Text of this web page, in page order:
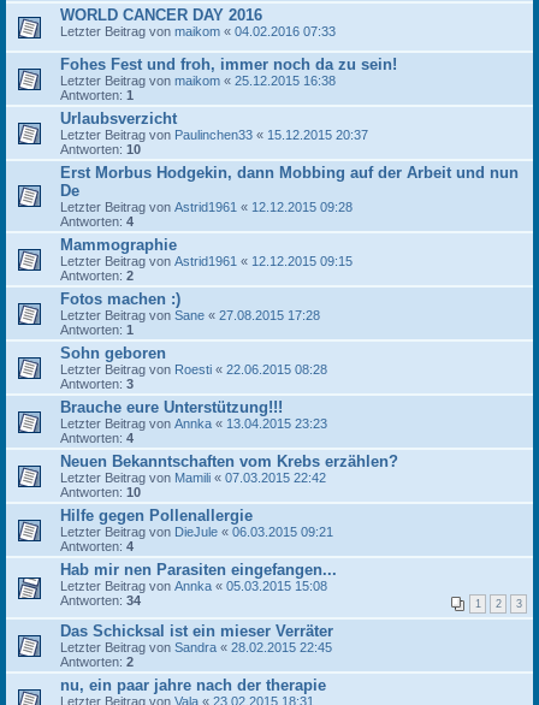
WORLD CANCER DAY 2016
Letzter Beitrag von maikom « 04.02.2016 07:33
Fohes Fest und froh, immer noch da zu sein!
Letzter Beitrag von maikom « 25.12.2015 16:38
Antworten: 1
Urlaubsverzicht
Letzter Beitrag von Paulinchen33 « 15.12.2015 20:37
Antworten: 10
Erst Morbus Hodgekin, dann Mobbing auf der Arbeit und nun
De
Letzter Beitrag von Astrid1961 « 12.12.2015 09:28
Antworten: 4
Mammographie
Letzter Beitrag von Astrid1961 « 12.12.2015 09:15
Antworten: 2
Fotos machen :)
Letzter Beitrag von Sane « 27.08.2015 17:28
Antworten: 1
Sohn geboren
Letzter Beitrag von Roesti « 22.06.2015 08:28
Antworten: 3
Brauche eure Unterstützung!!!
Letzter Beitrag von Annka « 13.04.2015 23:23
Antworten: 4
Neuen Bekanntschaften vom Krebs erzählen?
Letzter Beitrag von Mamili « 07.03.2015 22:42
Antworten: 10
Hilfe gegen Pollenallergie
Letzter Beitrag von DieJule « 06.03.2015 09:21
Antworten: 4
Hab mir nen Parasiten eingefangen...
Letzter Beitrag von Annka « 05.03.2015 15:08
Antworten: 34 1 2 3
Das Schicksal ist ein mieser Verräter
Letzter Beitrag von Sandra « 28.02.2015 22:45
Antworten: 2
nu, ein paar jahre nach der therapie
Letzter Beitrag von Vala « 23.02.2015 18:31